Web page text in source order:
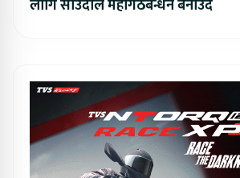
लागि साउदीले महागठबन्धन बनाउँदै